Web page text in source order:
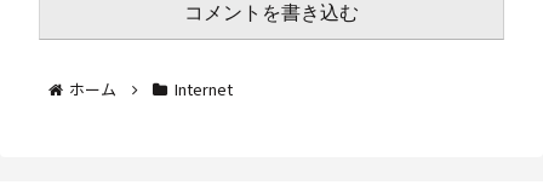
コメントを書き込む
ホーム Internet